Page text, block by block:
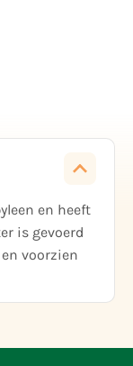
en heeft
is gevoerd
voorzien